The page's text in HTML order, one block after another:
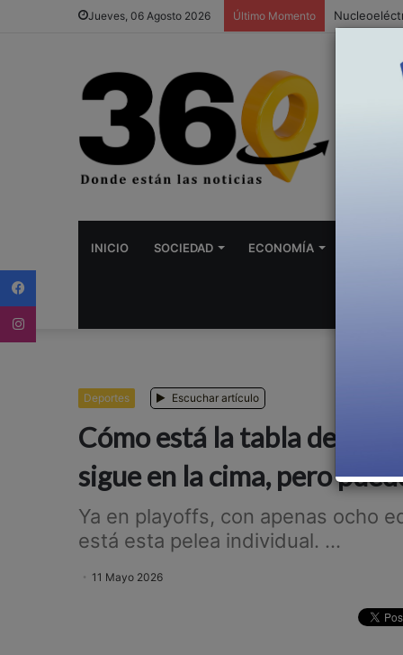
Jueves, 06 Agosto 2026 Último Momento
INICIO SOCIEDAD ECONOMÍA
Deportes Escuchar artículo
Cómo está la tabla de
sigue en la cima, pero
Ya en playoffs, con apenas ocho
está esta pelea individual. ...
11 Mayo 2026